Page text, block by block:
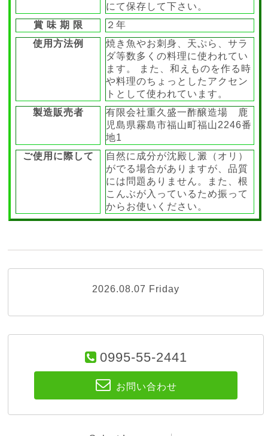
にて保存して下さい。
賞 味 期 限
２年
使用方法例
焼き魚やお刺身、天ぷら、サラ
ダ等数多くの料理に使われてい
ます。 また、和えものを作る時
や料理のちょっとしたアクセン
トとして使われています。
製造販売者
有限会社重久盛一酢醸造場 鹿
児島県霧島市福山町福山2246番
地1
ご使用に際して
自然に成分が沈殿し澱（オリ）
がでる場合がありますが、品質
には問題ありません。また、根
こんぶが入っているため振って
からお使いください。
2026.08.07 Friday
0995-55-2441
お問い合わせ